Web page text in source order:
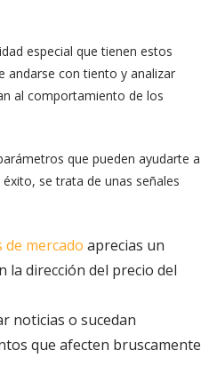
especial que tienen estos
andarse con tiento y analizar
al comportamiento de los
que pueden ayudarte a
se trata de unas señales
de mercado aprecias un
la dirección del precio del
noticias o sucedan
que afecten bruscamente